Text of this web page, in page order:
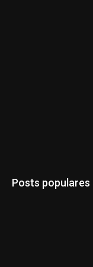
Posts populares